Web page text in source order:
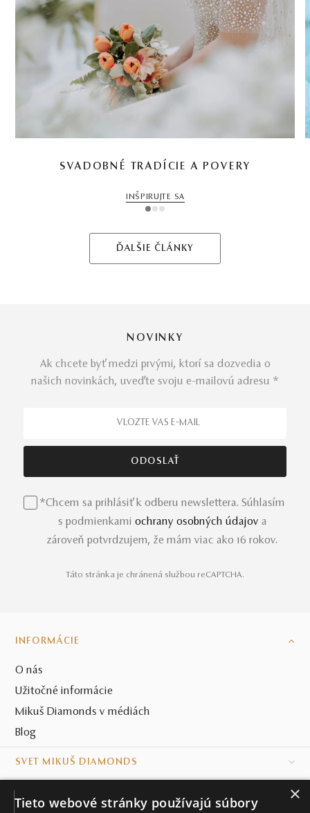
SVADOBNÉ TRADÍCIE A POVERY
INŠPIRUJTE SA
1 2 3
ĎALŠIE ČLÁNKY
NOVINKY
Ak chcete byť medzi prvými, ktorí sa dozvedia o
našich novinkách, uveďte svoju e-mailovú adresu *
*Chcem sa prihlásiť k odberu newslettera. Súhlasím
s podmienkami ochrany osobných údajov a
zároveň potvrdzujem, že mám viac ako 16 rokov.
Táto stránka je chránená službou reCAPTCHA.
INFORMÁCIE
O nás
Užitočné informácie
Mikuš Diamonds v médiách
Blog
SVET MIKUŠ DIAMONDS
×
Tieto webové stránky používajú súbory